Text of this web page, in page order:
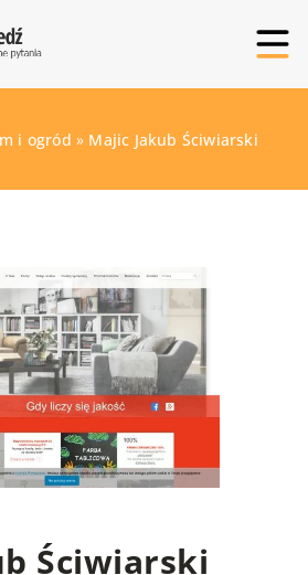
i ogród » Majic Jakub Ściwiarski
Ściwiarski